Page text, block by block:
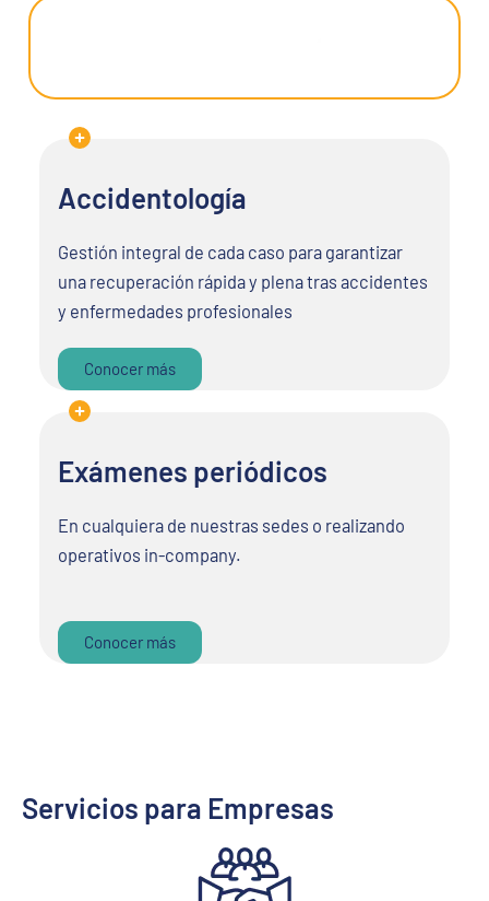
Accidentología
Gestión integral de cada caso para garantizar
una recuperación rápida y plena tras accidentes
y enfermedades profesionales
Conocer más
Exámenes periódicos
En cualquiera de nuestras sedes o realizando
operativos in-company.
Conocer más
Servicios para Empresas